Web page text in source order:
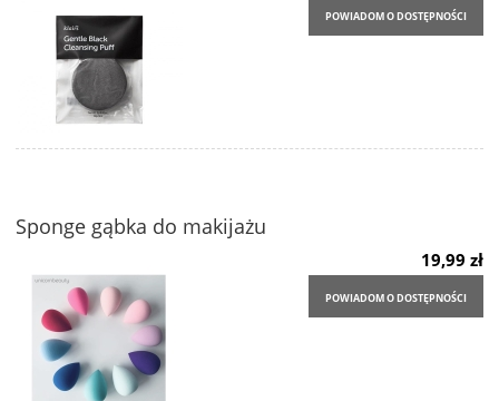
POWIADOM O DOSTĘPNOŚCI
Sponge gąbka do makijażu
19,99 zł
POWIADOM O DOSTĘPNOŚCI